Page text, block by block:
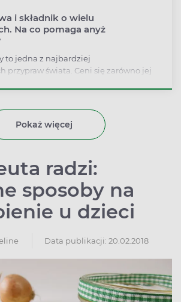
i składnik o wielu
Na co pomaga anyż
to jedna z najbardziej
przypraw świata. Ceni się zarówno jej
są jego „gwiazdki”? Jakie ma
może służyć?
Pokaż więcej
radzi:
sposoby na
u dzieci
Data publikacji: 20.02.2018